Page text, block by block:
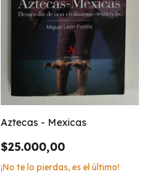
Aztecas - Mexicas
$25.000,00
¡No te lo pierdas, es el último!